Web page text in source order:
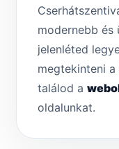
modernebb és
jelenléted
megtekinteni
találod a
oldalunkat.